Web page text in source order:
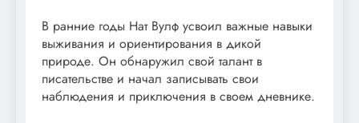
В ранние годы Нат Вулф усвоил важные навыки
выживания и ориентирования в дикой
природе. Он обнаружил свой талант в
писательстве и начал записывать свои
наблюдения и приключения в своем дневнике.